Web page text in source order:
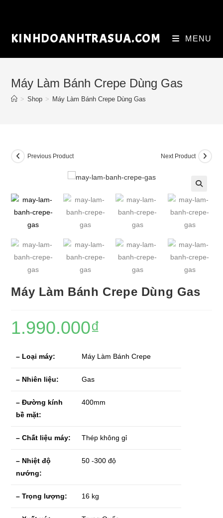
KINHDOANHTRASUA.COM MENU
Máy Làm Bánh Crepe Dùng Gas
> Shop > Máy Làm Bánh Crepe Dùng Gas
Previous Product Next Product
🔍
Máy Làm Bánh Crepe Dùng Gas
1.990.000₫
– Loại máy: Máy Làm Bánh Crepe
– Nhiên liệu: Gas
– Đường kính
bề mặt:
400mm
– Chất liệu máy: Thép không gỉ
– Nhiệt độ
nướng:
50 -300 độ
– Trọng lượng: 16 kg